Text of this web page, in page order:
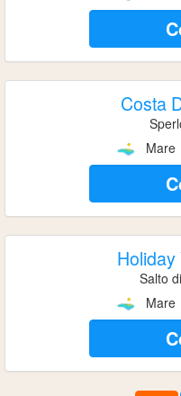
Costa
Mare
Holiday
Salto
Mare